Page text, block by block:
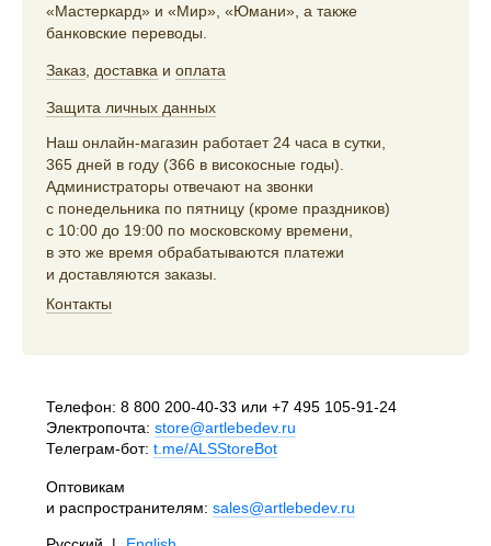
«Мастеркард» и «Мир», «Юмани», а также
банковские переводы.
Заказ доставка и оплата
Защита личных данных
Наш онлайн-магазин работает 24 часа в сутки,
365 дней в году (366 в високосные годы).
Администраторы отвечают на звонки
с понедельника по пятницу (кроме праздников)
с 10:00 до 19:00 по московскому времени,
в это же время обрабатываются платежи
и доставляются заказы.
Контакты
Телефон: 8 800 200-40-33 или +7 495 105-91-24
Электропочта: store@artlebedev.ru
Телеграм-бот: t.me/ALSStoreBot
Оптовикам
и распространителям: sales@artlebedev.ru